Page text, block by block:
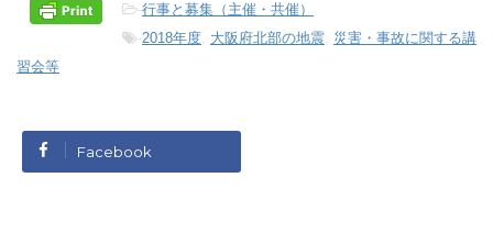
-行事と募集（主催・共催）
-2018年度, 大阪府北部の地震, 災害・事故に関する講
習会等
Facebook